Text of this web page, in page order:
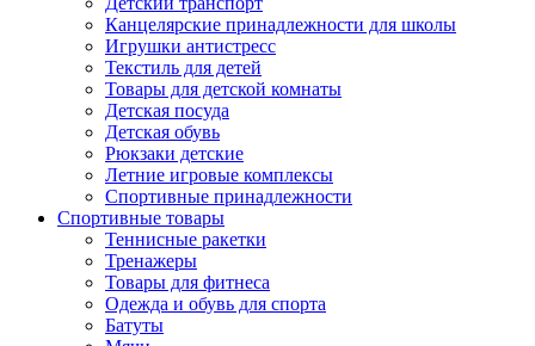
Канцелярские принадлежности для школы
Игрушки антистресс
Текстиль для детей
Товары для детской комнаты
Детская посуда
Детская обувь
Рюкзаки детские
Летние игровые комплексы
Спортивные принадлежности
Спортивные товары
Теннисные ракетки
Тренажеры
Товары для фитнеса
Одежда и обувь для спорта
Батуты